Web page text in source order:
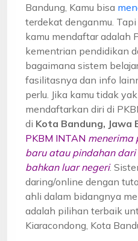
Bandung, Kamu bisa
terdekat denganmu.
kamu mendaftar adalah
kementrian pendidikan
bagaimana sistem
fasilitasnya dan info
perlu. Jika kamu tidak
mendaftarkan diri di
di Kota Bandung, Jawa
PKBM INTAN menerima
baru atau pindahan
bahkan luar negeri.
daring/online dengan
ahli dalam bidangnya
adalah pilihan terbaik
Kiaracondong, Kota